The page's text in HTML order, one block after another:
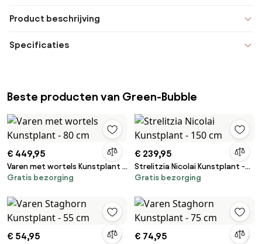
Product beschrijving
Specificaties
Beste producten van Green-Bubble
€ 449,95
Varen met wortels Kunstplant -
80 cm
Gratis bezorging
€ 239,95
Strelitzia Nicolai Kunstplant -
150 cm
Gratis bezorging
€ 54,95 € 74,95